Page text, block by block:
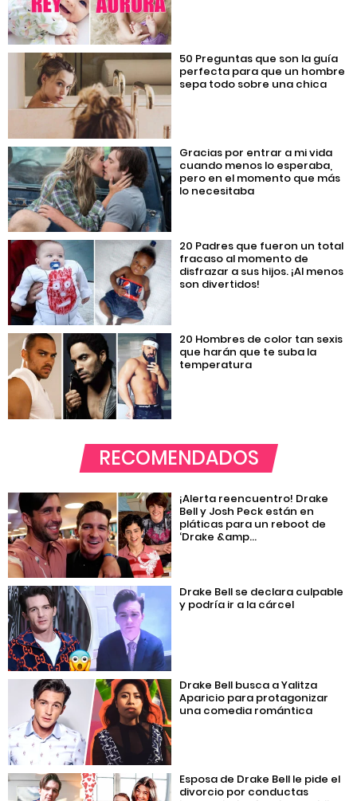
50 Preguntas que son la guía
perfecta para que un hombre
sepa todo sobre una chica
Gracias por entrar a mi vida
cuando menos lo esperaba,
pero en el momento que más
lo necesitaba
20 Padres que fueron un total
fracaso al momento de
disfrazar a sus hijos. ¡Al menos
son divertidos!
20 Hombres de color tan sexis
que harán que te suba la
temperatura
RECOMENDADOS
¡Alerta reencuentro! Drake
Bell y Josh Peck están en
pláticas para un reboot de
‘Drake &amp...
Drake Bell se declara culpable
y podría ir a la cárcel
Drake Bell busca a Yalitza
Aparicio para protagonizar
una comedia romántica
Esposa de Drake Bell le pide el
divorcio por conductas